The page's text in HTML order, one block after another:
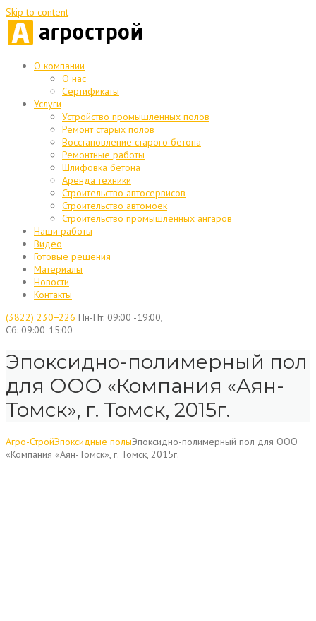
Skip to content
О компании
О нас
Сертификаты
Услуги
Устройство промышленных полов
Ремонт старых полов
Восстановление старого бетона
Ремонтные работы
Шлифовка бетона
Аренда техники
Строительство автосервисов
Строительство автомоек
Строительство промышленных ангаров
Наши работы
Видео
Готовые решения
Материалы
Новости
Контакты
(3822) 230−226 Пн-Пт: 09:00 -19:00,
Сб: 09:00-15:00
Эпоксидно-полимерный пол
для ООО «Компания «Аян-
Томск», г. Томск, 2015г.
Агро-СтройЭпоксидные полыЭпоксидно-полимерный пол для ООО
«Компания «Аян-Томск», г. Томск, 2015г.